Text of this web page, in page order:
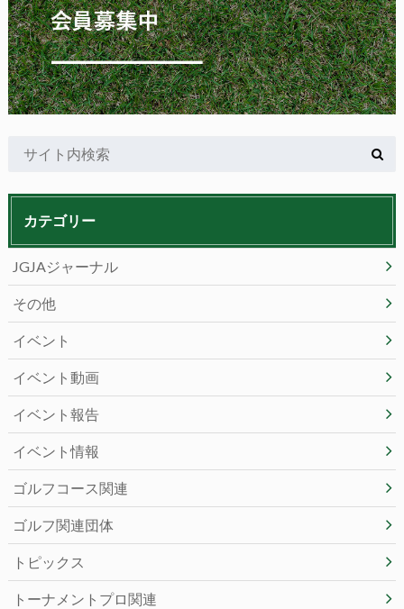
カテゴリー
JGJAジャーナル
その他
イベント
イベント動画
イベント報告
イベント情報
ゴルフコース関連
ゴルフ関連団体
トピックス
トーナメントプロ関連